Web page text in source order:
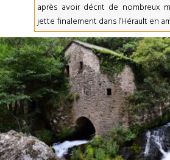
après avoir décrit de nombreux
jette finalement dans l’Hérault en